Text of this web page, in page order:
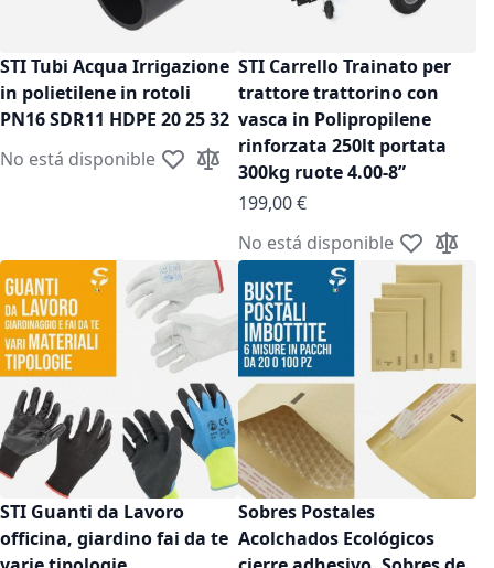
STI Tubi Acqua Irrigazione
in polietilene in rotoli
PN16 SDR11 HDPE 20 25 32
No está disponible Añadir a la Lista de Deseos
Añadir para comparar
STI Carrello Trainato per
trattore trattorino con
vasca in Polipropilene
rinforzata 250lt portata
300kg ruote 4.00-8”
199,00 €
No está disponible Añadir a la
Añadir
STI Guanti da Lavoro
officina, giardino fai da te
Sobres Postales
Acolchados Ecológicos